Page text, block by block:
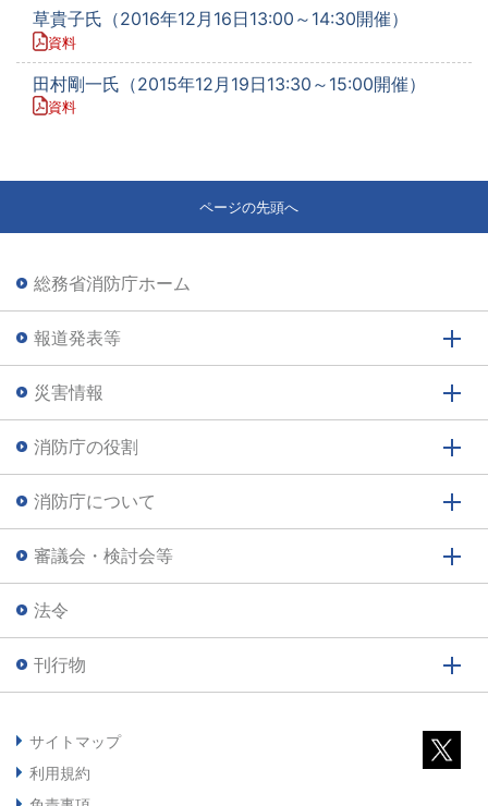
草貴子氏（2016年12月16日13:00～14:30開催）
資料
田村剛一氏（2015年12月19日13:30～15:00開催）
資料
ページの先頭へ
総務省消防庁ホーム
報道発表等
災害情報
消防庁の役割
消防庁について
審議会・検討会等
法令
刊行物
サイトマップ
利用規約